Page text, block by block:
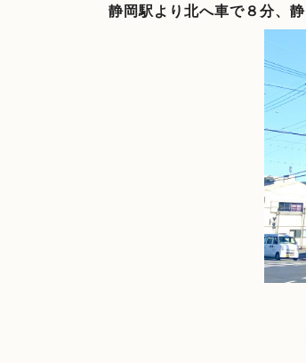
静岡駅より北へ車で８分、